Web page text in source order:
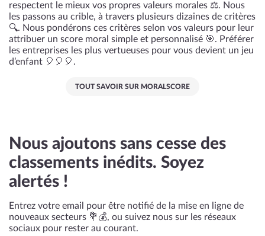
respectent le mieux vos propres valeurs morales ⚖️. Nous
les passons au crible, à travers plusieurs dizaines de critères
🔍. Nous pondérons ces critères selon vos valeurs pour leur
attribuer un score moral simple et personnalisé 🎯. Préférer
les entreprises les plus vertueuses pour vous devient un jeu
d’enfant 🎈🎈🎈.
TOUT SAVOIR SUR MORALSCORE
Nous ajoutons sans cesse des
classements inédits. Soyez
alertés !
Entrez votre email pour être notifié de la mise en ligne de
nouveaux secteurs 💐💰, ou suivez nous sur les réseaux
sociaux pour rester au courant.